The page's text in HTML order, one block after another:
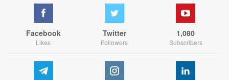
Facebook
Likes
Twitter
Followers
1,080
Subscribers